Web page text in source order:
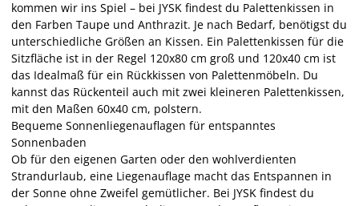
kommen wir ins Spiel – bei JYSK findest du Palettenkissen in
den Farben Taupe und Anthrazit. Je nach Bedarf, benötigst du
unterschiedliche Größen an Kissen. Ein Palettenkissen für die
Sitzfläche ist in der Regel 120x80 cm groß und 120x40 cm ist
das Idealmaß für ein Rückkissen von Palettenmöbeln. Du
kannst das Rückenteil auch mit zwei kleineren Palettenkissen,
mit den Maßen 60x40 cm, polstern.
Bequeme Sonnenliegenauflagen für entspanntes
Sonnenbaden
Ob für den eigenen Garten oder den wohlverdienten
Strandurlaub, eine Liegenauflage macht das Entspannen in
der Sonne ohne Zweifel gemütlicher. Bei JYSK findest du